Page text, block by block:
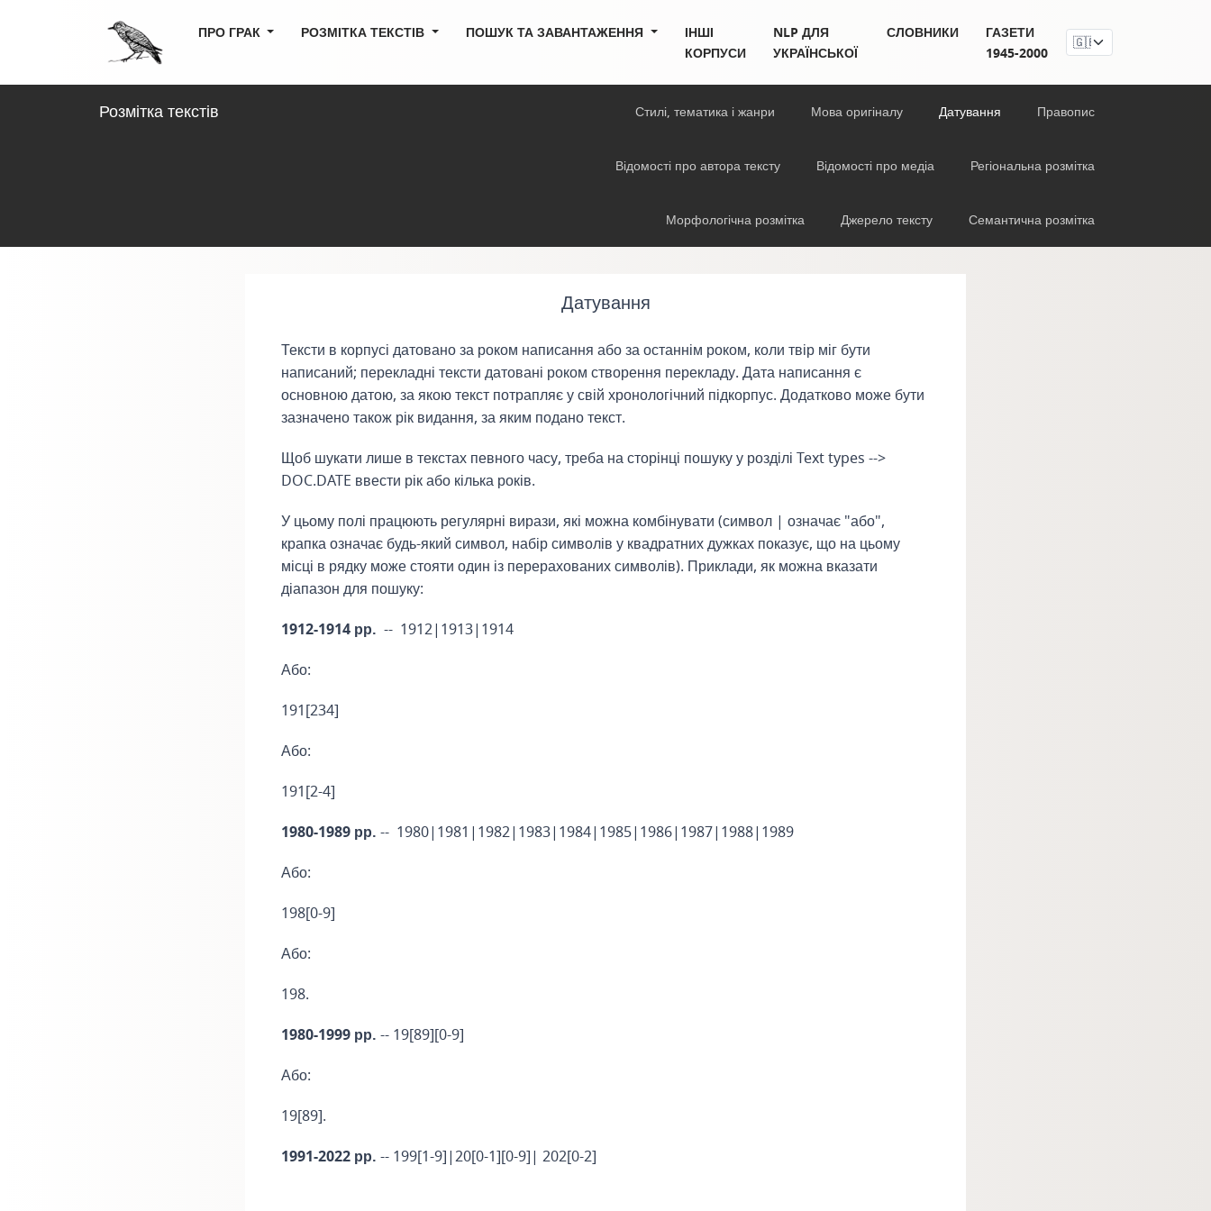
ПРО ГРАК РОЗМІТКА ТЕКСТІВ ПОШУК ТА ЗАВАНТАЖЕННЯ
ІНШІ
КОРПУСИ
NLP ДЛЯ
УКРАЇНСЬКОЇ
СЛОВНИКИ
ГАЗЕТИ
1945-2000
Розмітка текстів Стилі, тематика і жанри Мова оригіналу Датування Правопис
Відомості про автора тексту Відомості про медіа Регіональна розмітка
Морфологічна розмітка Джерело тексту Семантична розмітка
Датування
Тексти в корпусі датовано за роком написання або за останнім роком, коли твір міг бути
написаний; перекладні тексти датовані роком створення перекладу. Дата написання є
основною датою, за якою текст потрапляє у свій хронологічний підкорпус. Додатково може бути
зазначено також рік видання, за яким подано текст.
Щоб шукати лише в текстах певного часу, треба на сторінці пошуку у розділі Text types -->
DOC.DATE ввести рік або кілька років.
У цьому полі працюють регулярні вирази, які можна комбінувати (символ | означає "або",
крапка означає будь-який символ, набір символів у квадратних дужках показує, що на цьому
місці в рядку може стояти один із перерахованих символів). Приклади, як можна вказати
діапазон для пошуку:
1912-1914 рр. -- 1912|1913|1914
Або:
191[234]
Або:
191[2-4]
1980-1989 рр. -- 1980|1981|1982|1983|1984|1985|1986|1987|1988|1989
Або:
198[0-9]
Або:
198.
1980-1999 рр. -- 19[89][0-9]
Або:
19[89].
1991-2022 рр. -- 199[1-9]|20[0-1][0-9]| 202[0-2]